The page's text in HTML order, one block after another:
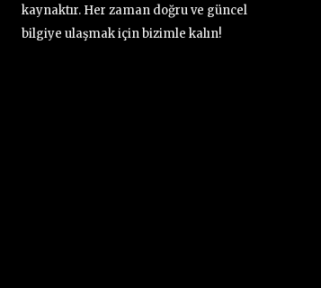
kaynaktır. Her zaman doğru ve güncel
bilgiye ulaşmak için bizimle kalın!